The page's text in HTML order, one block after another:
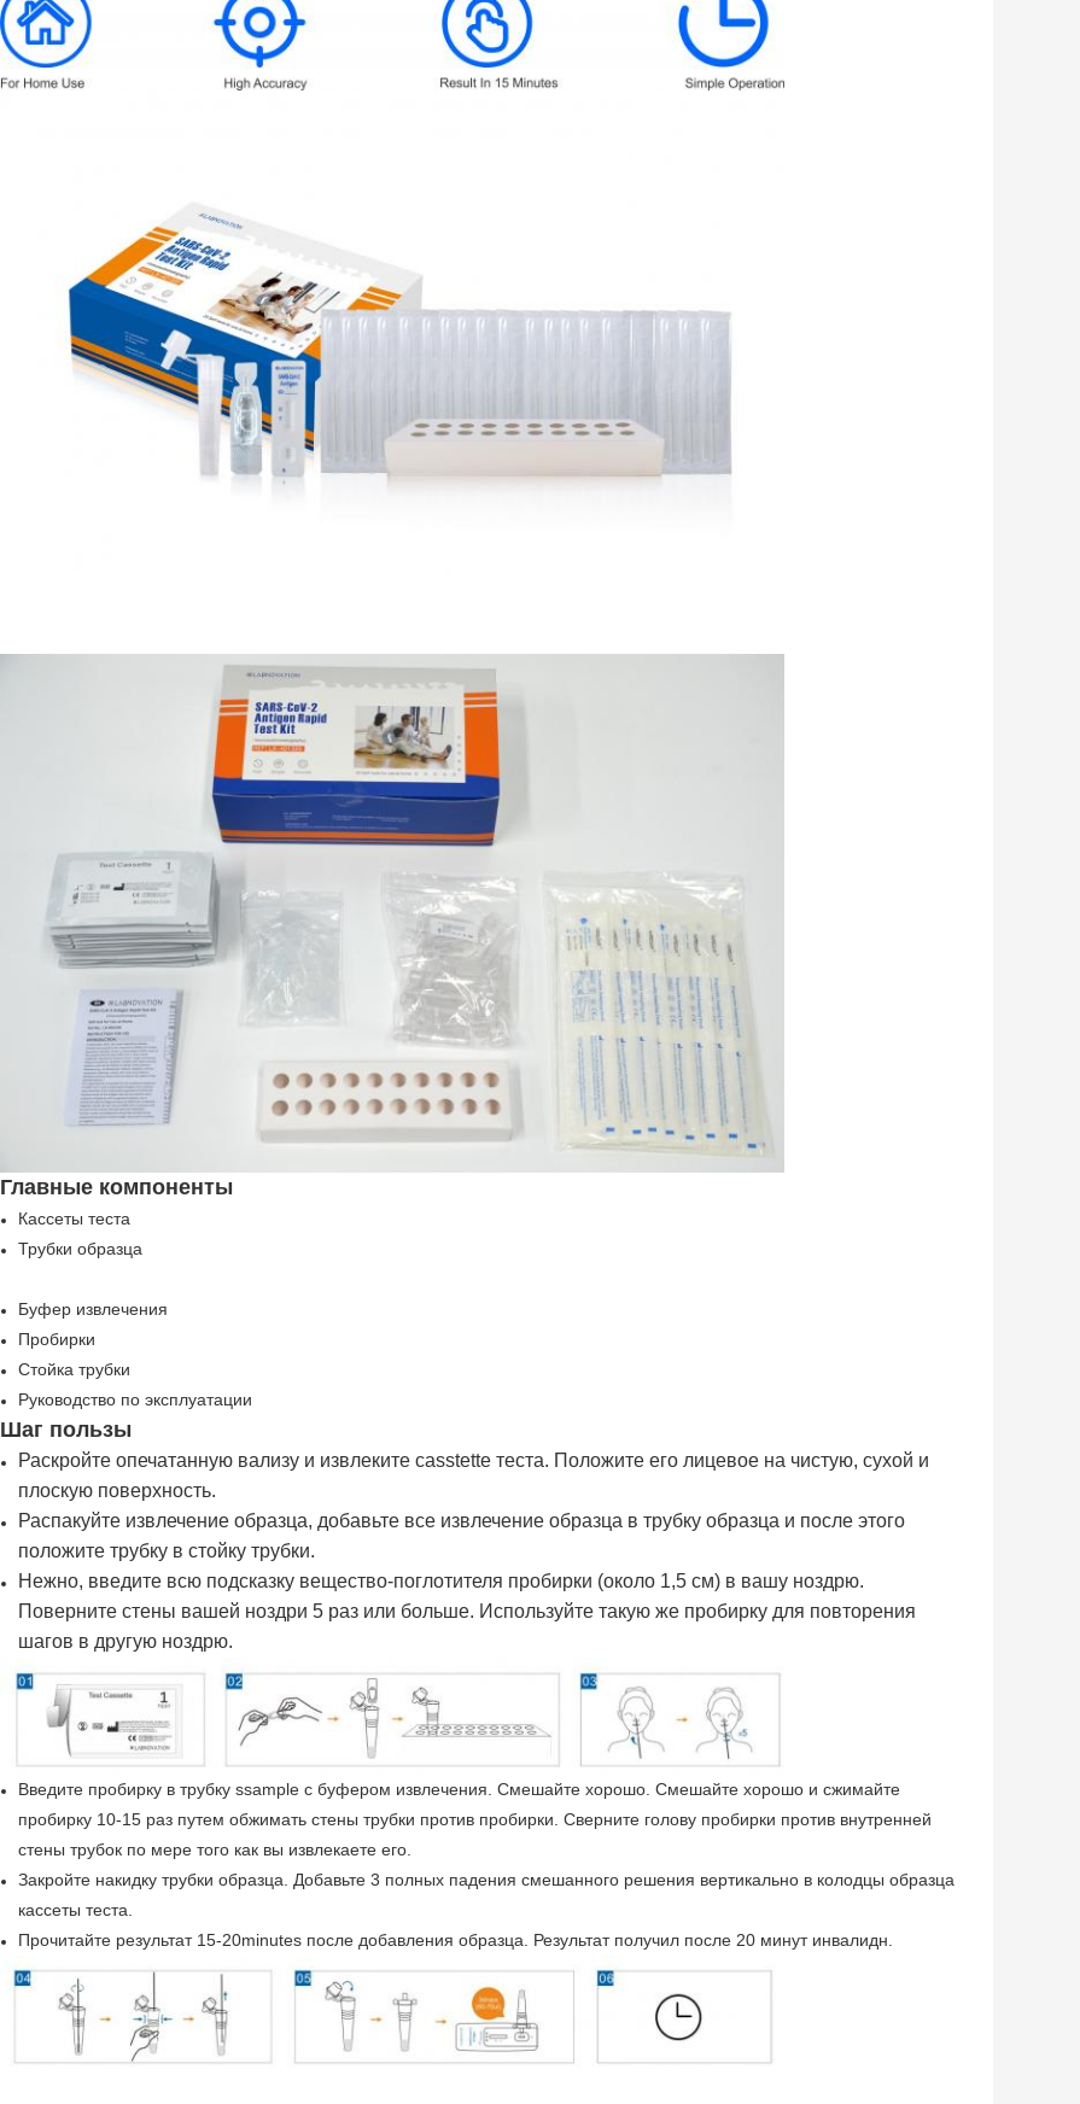
Главные компоненты
Кассеты теста
Трубки образца
Буфер извлечения
Пробирки
Стойка трубки
Руководство по эксплуатации
Шаг пользы
Раскройте опечатанную вализу и извлеките casstette теста. Положите его лицевое на чистую, сухой и
плоскую поверхность.
Распакуйте извлечение образца, добавьте все извлечение образца в трубку образца и после этого
положите трубку в стойку трубки.
Нежно, введите всю подсказку вещество-поглотителя пробирки (около 1,5 см) в вашу ноздрю.
Поверните стены вашей ноздри 5 раз или больше. Используйте такую же пробирку для повторения
шагов в другую ноздрю.
Введите пробирку в трубку ssample с буфером извлечения. Смешайте хорошо. Смешайте хорошо и сжимайте
пробирку 10-15 раз путем обжимать стены трубки против пробирки. Сверните голову пробирки против внутренней
стены трубок по мере того как вы извлекаете его.
Закройте накидку трубки образца. Добавьте 3 полных падения смешанного решения вертикально в колодцы образца
кассеты теста.
Прочитайте результат 15-20minutes после добавления образца. Результат получил после 20 минут инвалидн.